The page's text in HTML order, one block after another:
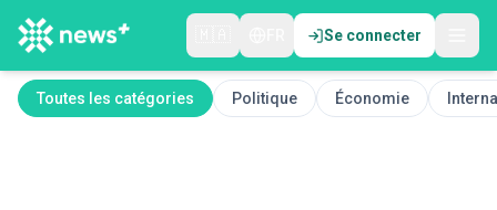
Se connecter
Toutes les catégories Politique Économie